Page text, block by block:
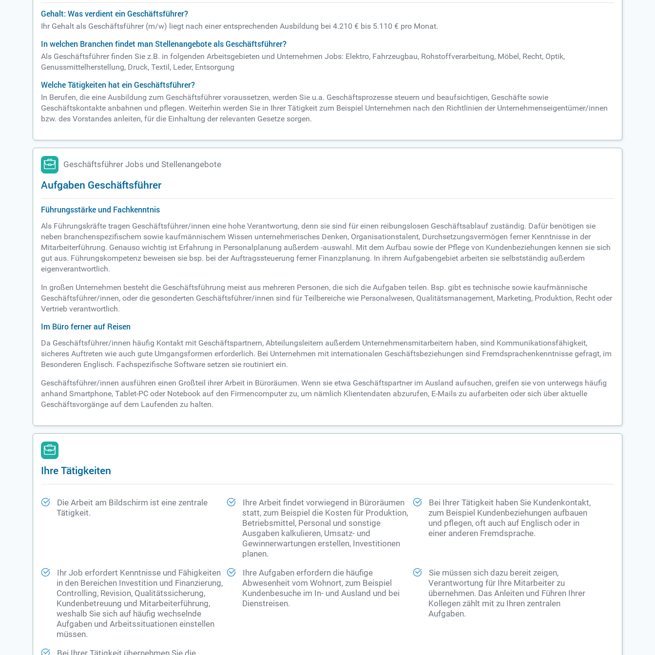
Gehalt: Was verdient ein Geschäftsführer?
Ihr Gehalt als Geschäftsführer (m/w) liegt nach einer entsprechenden Ausbildung bei 4.210 € bis 5.110 € pro Monat.
In welchen Branchen findet man Stellenangebote als Geschäftsführer?
Als Geschäftsführer finden Sie z.B. in folgenden Arbeitsgebieten und Unternehmen Jobs: Elektro, Fahrzeugbau, Rohstoffverarbeitung, Möbel, Recht, Optik,
Genussmittelherstellung, Druck, Textil, Leder, Entsorgung
Welche Tätigkeiten hat ein Geschäftsführer?
In Berufen, die eine Ausbildung zum Geschäftsführer voraussetzen, werden Sie u.a. Geschäftsprozesse steuern und beaufsichtigen, Geschäfte sowie
Geschäftskontakte anbahnen und pflegen. Weiterhin werden Sie in Ihrer Tätigkeit zum Beispiel Unternehmen nach den Richtlinien der Unternehmenseigentümer/innen
bzw. des Vorstandes anleiten, für die Einhaltung der relevanten Gesetze sorgen.
Geschäftsführer Jobs und Stellenangebote
Aufgaben Geschäftsführer
Führungsstärke und Fachkenntnis
Als Führungskräfte tragen Geschäftsführer/innen eine hohe Verantwortung, denn sie sind für einen reibungslosen Geschäftsablauf zuständig. Dafür benötigen sie
neben branchenspezifischem sowie kaufmännischem Wissen unternehmerisches Denken, Organisationstalent, Durchsetzungsvermögen ferner Kenntnisse in der
Mitarbeiterführung. Genauso wichtig ist Erfahrung in Personalplanung außerdem -auswahl. Mit dem Aufbau sowie der Pflege von Kundenbeziehungen kennen sie sich
gut aus. Führungskompetenz beweisen sie bsp. bei der Auftragssteuerung ferner Finanzplanung. In ihrem Aufgabengebiet arbeiten sie selbstständig außerdem
eigenverantwortlich.
In großen Unternehmen besteht die Geschäftsführung meist aus mehreren Personen, die sich die Aufgaben teilen. Bsp. gibt es technische sowie kaufmännische
Geschäftsführer/innen, oder die gesonderten Geschäftsführer/innen sind für Teilbereiche wie Personalwesen, Qualitätsmanagement, Marketing, Produktion, Recht oder
Vertrieb verantwortlich.
Im Büro ferner auf Reisen
Da Geschäftsführer/innen häufig Kontakt mit Geschäftspartnern, Abteilungsleitern außerdem Unternehmensmitarbeitern haben, sind Kommunikationsfähigkeit,
sicheres Auftreten wie auch gute Umgangsformen erforderlich. Bei Unternehmen mit internationalen Geschäftsbeziehungen sind Fremdsprachenkenntnisse gefragt, im
Besonderen Englisch. Fachspezifische Software setzen sie routiniert ein.
Geschäftsführer/innen ausführen einen Großteil ihrer Arbeit in Büroräumen. Wenn sie etwa Geschäftspartner im Ausland aufsuchen, greifen sie von unterwegs häufig
anhand Smartphone, Tablet-PC oder Notebook auf den Firmencomputer zu, um nämlich Klientendaten abzurufen, E-Mails zu aufarbeiten oder sich über aktuelle
Geschäftsvorgänge auf dem Laufenden zu halten.
Ihre Tätigkeiten
Die Arbeit am Bildschirm ist eine zentrale
Tätigkeit.
Ihre Arbeit findet vorwiegend in Büroräumen
statt, zum Beispiel die Kosten für Produktion,
Betriebsmittel, Personal und sonstige
Ausgaben kalkulieren, Umsatz- und
Gewinnerwartungen erstellen, Investitionen
planen.
Bei Ihrer Tätigkeit haben Sie Kundenkontakt,
zum Beispiel Kundenbeziehungen aufbauen
und pflegen, oft auch auf Englisch oder in
einer anderen Fremdsprache.
Ihr Job erfordert Kenntnisse und Fähigkeiten
in den Bereichen Investition und Finanzierung,
Controlling, Revision, Qualitätssicherung,
Kundenbetreuung und Mitarbeiterführung,
weshalb Sie sich auf häufig wechselnde
Aufgaben und Arbeitssituationen einstellen
müssen.
Ihre Aufgaben erfordern die häufige
Abwesenheit vom Wohnort, zum Beispiel
Kundenbesuche im In- und Ausland und bei
Dienstreisen.
Sie müssen sich dazu bereit zeigen,
Verantwortung für Ihre Mitarbeiter zu
übernehmen. Das Anleiten und Führen Ihrer
Kollegen zählt mit zu Ihren zentralen
Aufgaben.